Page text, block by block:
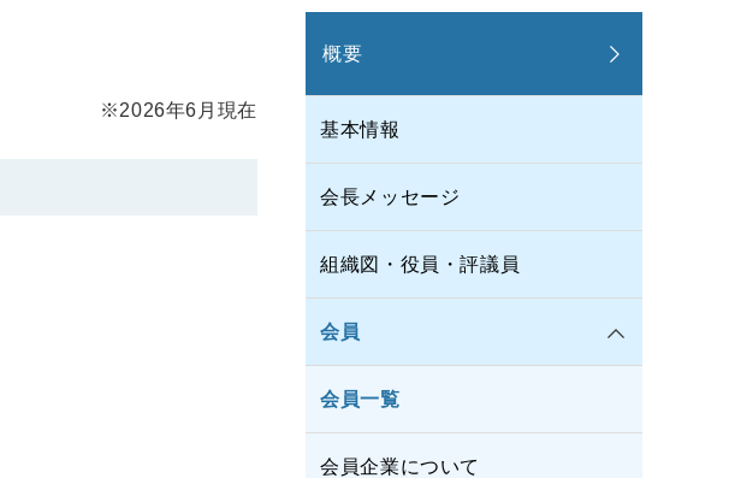
※2026年6月現在
概要
基本情報
会長メッセージ
組織図・役員・評議員
会員
会員一覧
会員企業について